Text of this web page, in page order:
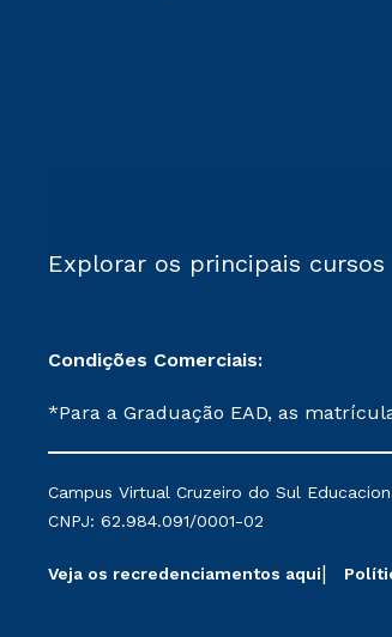
Explorar os principais cursos
Condições Comerciais:
*Para a Graduação EAD, as
mantidos conforme negociação.
serviços.
Campus Virtual Cruzeiro do Sul
CNPJ: 62.984.091/0001-02
Veja os recredenciamentos aqui